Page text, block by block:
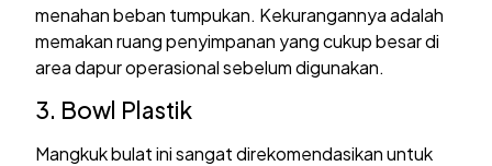
menahan beban tumpukan. Kekurangannya adalah
memakan ruang penyimpanan yang cukup besar di
area dapur operasional sebelum digunakan.
3. Bowl Plastik
Mangkuk bulat ini sangat direkomendasikan untuk